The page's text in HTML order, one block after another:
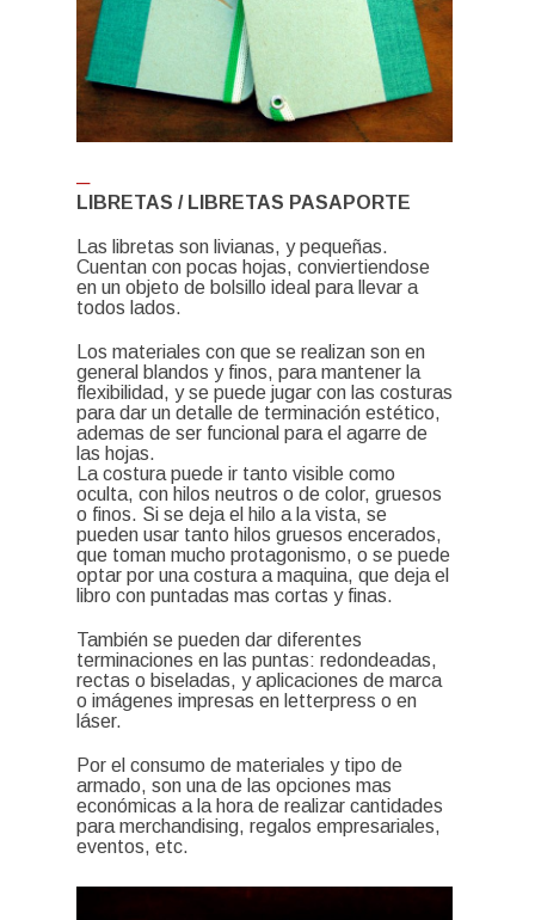
─
LIBRETAS / LIBRETAS PASAPORTE
Las libretas son livianas, y pequeñas.
Cuentan con pocas hojas, conviertiendose
en un objeto de bolsillo ideal para llevar a
todos lados.
Los materiales con que se realizan son en
general blandos y finos, para mantener la
flexibilidad, y se puede jugar con las costuras
para dar un detalle de terminación estético,
ademas de ser funcional para el agarre de
las hojas.
La costura puede ir tanto visible como
oculta, con hilos neutros o de color, gruesos
o finos. Si se deja el hilo a la vista, se
pueden usar tanto hilos gruesos encerados,
que toman mucho protagonismo, o se puede
optar por una costura a maquina, que deja el
libro con puntadas mas cortas y finas.
También se pueden dar diferentes
terminaciones en las puntas: redondeadas,
rectas o biseladas, y aplicaciones de marca
o imágenes impresas en letterpress o en
láser.
Por el consumo de materiales y tipo de
armado, son una de las opciones mas
económicas a la hora de realizar cantidades
para merchandising, regalos empresariales,
eventos, etc.